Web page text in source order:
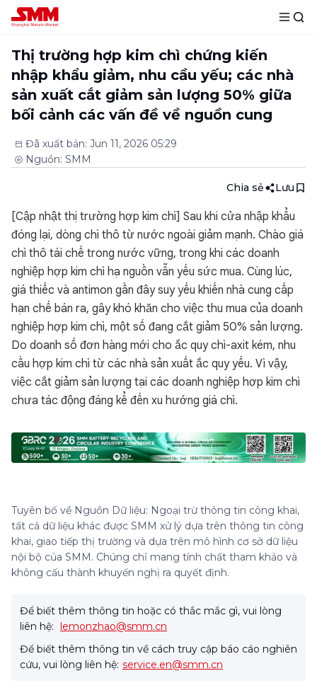
Thị trường hợp kim chì chứng kiến
nhập khẩu giảm, nhu cầu yếu; các nhà
sản xuất cắt giảm sản lượng 50% giữa
bối cảnh các vấn đề về nguồn cung
Đã xuất bản: Jun 11, 2026 05:29
Nguồn: SMM
Chia sẻ Lưu
[Cập nhật thị trường hợp kim chì] Sau khi cửa nhập khẩu
đóng lại, dòng chì thô từ nước ngoài giảm mạnh. Chào giá
chì thô tái chế trong nước vững, trong khi các doanh
nghiệp hợp kim chì hạ nguồn vẫn yếu sức mua. Cùng lúc,
giá thiếc và antimon gần đây suy yếu khiến nhà cung cấp
hạn chế bán ra, gây khó khăn cho việc thu mua của doanh
nghiệp hợp kim chì, một số đang cắt giảm 50% sản lượng.
Do doanh số đơn hàng mới cho ắc quy chì-axit kém, nhu
cầu hợp kim chì từ các nhà sản xuất ắc quy yếu. Vì vậy,
việc cắt giảm sản lượng tại các doanh nghiệp hợp kim chì
chưa tác động đáng kể đến xu hướng giá chì.
Tuyên bố về Nguồn Dữ liệu: Ngoại trừ thông tin công khai,
tất cả dữ liệu khác được SMM xử lý dựa trên thông tin công
khai, giao tiếp thị trường và dựa trên mô hình cơ sở dữ liệu
nội bộ của SMM. Chúng chỉ mang tính chất tham khảo và
không cấu thành khuyến nghị ra quyết định.
Để biết thêm thông tin hoặc có thắc mắc gì, vui lòng
liên hệ:
lemonzhao@smm.cn
Để biết thêm thông tin về cách truy cập báo cáo nghiên
cứu, vui lòng liên hệ: service.en@smm.cn